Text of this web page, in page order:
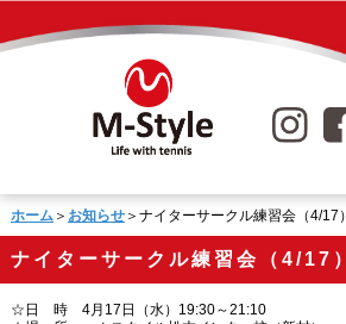
ホーム＞ お知らせ＞ナイターサークル練習会（4/17
ナイターサークル練習会（4/17
☆日 時 4月17日（水）19:30～21:10